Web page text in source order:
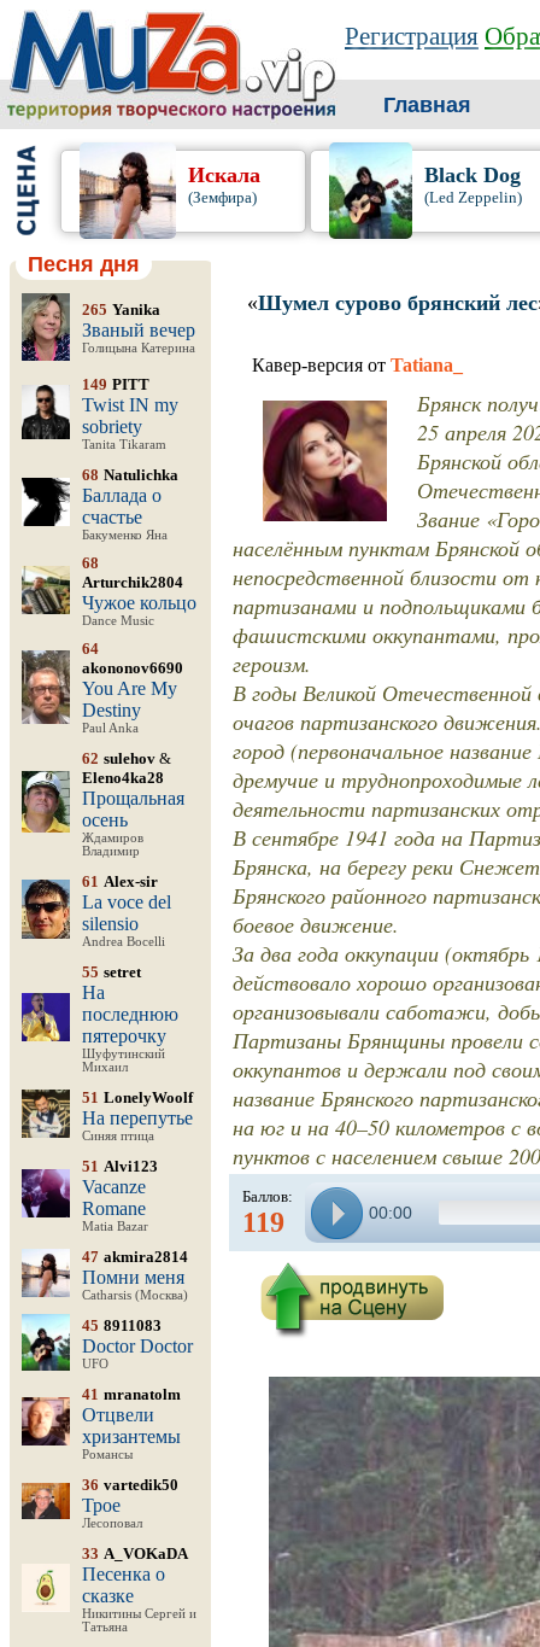
Регистрация
Главная
Искала
(Земфира)
Black Dog
(Led Zeppelin)
Песня дня
265 Yanika
Званый вечер
Голицына Катерина
149 PITT
Twist IN my
sobriety
Tanita Tikaram
68 Natulichka
Баллада о
счастье
Бакуменко Яна
68
Arturchik2804
Чужое кольцо
Dance Music
64
akononov6690
You Are My
Destiny
Paul Anka
62 sulehov &
Eleno4ka28
Прощальная
осень
Ждамиров
Владимир
61 Alex-sir
La voce del
silensio
Andrea Bocelli
55 setret
На
последнюю
пятерочку
Шуфутинский
Михаил
51 LonelyWoolf
На перепутье
Синяя птица
51 Alvi123
Vacanze
Romane
Matia Bazar
47 akmira2814
Помни меня
Catharsis (Москва)
45 8911083
Doctor Doctor
UFO
41 mranatolm
Отцвели
хризантемы
Романсы
36 vartedik50
Трое
Лесоповал
33 A_VOKaDA
Песенка о
сказке
Никитины Сергей и
Татьяна
«Шумел сурово брянский лес
Кавер-версия от Tatiana_
Брянск
25 апреля
Брянской
Звание
населённым пунктам Брянской
непосредственной близости
партизанами и подпольщиками
фашистскими оккупантами,
героизм.
В годы Великой
очагов партизанского
город (первоначальное
дремучие и труднопроходимые
деятельности партизанских
В сентябре 1941 года на
Брянска, на берегу реки
Брянского районного
боевое движение.
За два года оккупации
действовало хорошо
организовывали саботажи,
Партизаны Брянщины провели
оккупантов и держали под
название Брянского
на юг и на 40–50 километров с
пунктов с населением свыше
Баллов:
119 00:00